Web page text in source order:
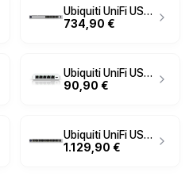
Ubiquiti UniFi USW-Pro-24-PoE Managed Switch – 24× Gigabit, 400W PoE++, 2× SFP+ 10G
734,90 €
Ubiquiti UniFi USW-Flex-2.5G-5 Managed Switch – 5× RJ45 2.5GbE, Layer 2, UniFi Network
90,90 €
Ubiquiti UniFi USW-Pro-48-PoE 48-Port PoE++ 600W Managed Switch
1.129,90 €